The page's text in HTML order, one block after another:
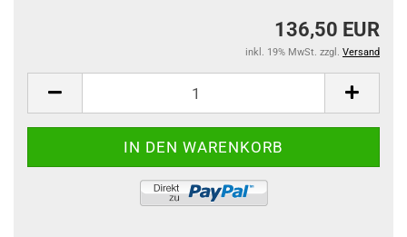
136,50 EUR
inkl. 19% MwSt. zzgl. Versand